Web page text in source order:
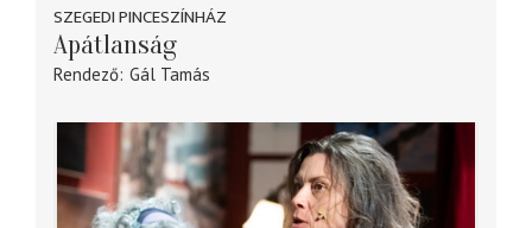
SZEGEDI PINCESZÍNHÁZ
Apátlanság
Rendező Gál Tamás